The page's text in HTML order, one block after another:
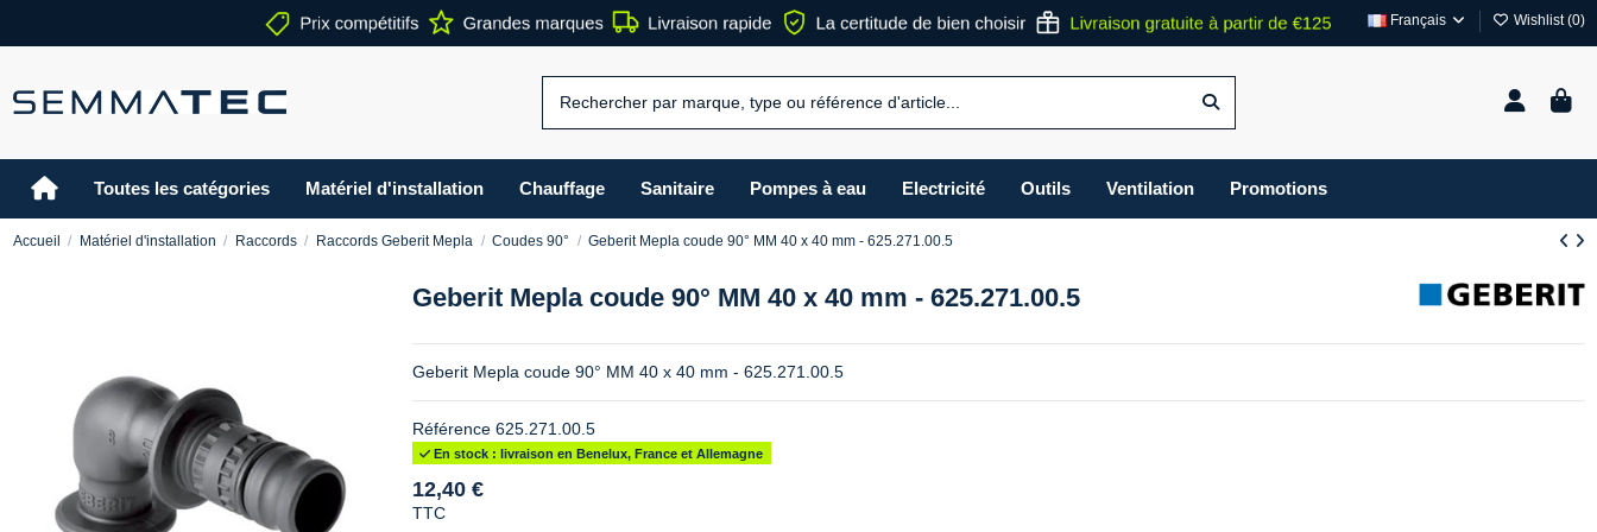
Français Wishlist (0)
Toutes les catégories Matériel d'installation Chauffage Sanitaire Pompes à eau Electricité Outils Ventilation Promotions
Accueil Matériel d'installation Raccords Raccords Geberit Mepla Coudes 90° Geberit Mepla coude 90° MM 40 x 40 mm - 625.271.00.5
Geberit Mepla coude 90° MM 40 x 40 mm - 625.271.00.5
Geberit Mepla coude 90° MM 40 x 40 mm - 625.271.00.5
Référence 625.271.00.5
En stock : livraison en Benelux, France et Allemagne
12,40 €
TTC